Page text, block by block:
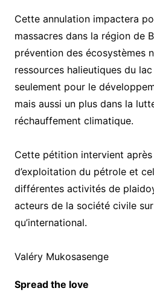
Cette annulation impactera
massacres dans la région de
prévention des écosystèmes
ressources halieutiques du
seulement pour le
mais aussi un plus dans la
réchauffement climatique.
Cette pétition intervient après
d’exploitation du pétrole et
différentes activités de
acteurs de la société civile
qu’international.
Valéry Mukosasenge
Spread the love